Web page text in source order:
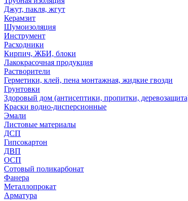
Джут, пакля, жгут
Керамзит
Шумоизоляция
Инструмент
Расходники
Кирпич, ЖБИ, блоки
Лакокрасочная продукция
Растворители
Герметики, клей, пена монтажная, жидкие гвозди
Грунтовки
Здоровый дом (антисептики, пропитки,
Краски водно-дисперсионные
Эмали
Листовые материалы
ДСП
Гипсокартон
ДВП
ОСП
Сотовый поликарбонат
Фанера
Металлопрокат
Арматура